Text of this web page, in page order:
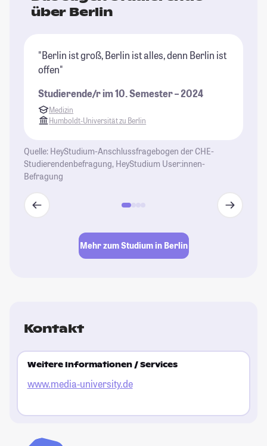
über Berlin
"Berlin ist groß, Berlin ist alles, denn Berlin ist
offen"
Studierende/r im 10. Semester – 2024
Medizin
Humboldt-Universität zu Berlin
Quelle: HeyStudium-Anschlussfragebogen der CHE-
Studierendenbefragung, HeyStudium User:innen-
Befragung
Mehr zum Studium in Berlin
Kontakt
Weitere Informationen / Services
www.media-university.de